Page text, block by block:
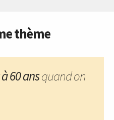
thème
60 ansquand on